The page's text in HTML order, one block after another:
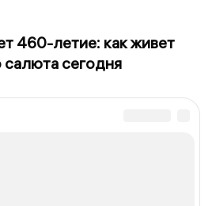
460-летие: как живет
сегодня